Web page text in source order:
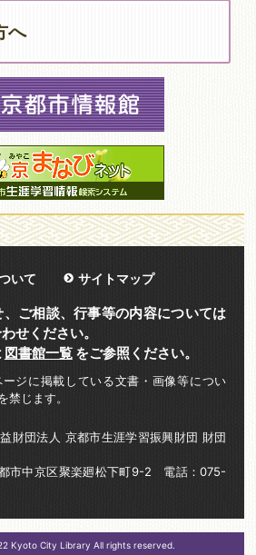
へ
いて サイトマップ
ご相談、行事等の内容については
せください。
図書館一覧をご参照ください。
ジに掲載している文書・画像等につい
禁じます。
財団法人 京都市生涯学習振興財団 財団
市中京区聚楽廻松下町9-2 電話：075-
Kyoto City Library All rights reserved.